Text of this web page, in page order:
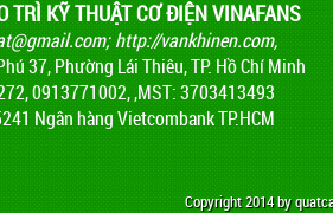
TRÌ KỸ THUẬT CƠ ĐIỆN VINAFANS
;http://vankhinen.com,
37, Phường Lái Thiêu, TP. Hồ Chí Minh
0913771002, ,MST: 3703413493
Ngân hàng Vietcombank TP.HCM
Copyright 2014 by